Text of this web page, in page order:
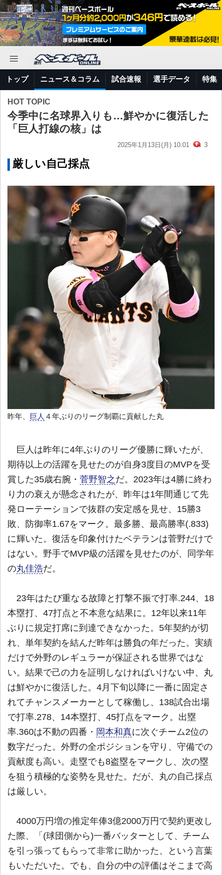
トップ ニュース＆コラム 試合速報 選手データ 特集
HOT TOPIC
今季中に名球界入りも…鮮やかに復活した
「巨人打線の核」は
2025年1月13日(月) 10:01 3
厳しい自己採点
昨年、 巨人 ４年ぶりのリーグ制覇に貢献した丸
巨人は昨年に4年ぶりのリーグ優勝に輝いたが、
期待以上の活躍を見せたのが自身3度目のMVPを受
賞した35歳右腕・ 菅野智之 だ。2023年は4勝に終わ
り力の衰えが懸念されたが、昨年は1年間通じて先
発ローテーションで抜群の安定感を見せ、15勝3
敗、防御率1.67をマーク。最多勝、最高勝率(.833)
に輝いた。復活を印象付けたベテランは菅野だけで
はない。野手でMVP級の活躍を見せたのが、同学年
の丸佳浩だ。
23年はたび重なる故障と打撃不振で打率.244、18
本塁打、47打点と不本意な結果に。12年以来11年
ぶりに規定打席に到達できなかった。5年契約が切
れ、単年契約を結んだ昨年は勝負の年だった。実績
だけで外野のレギュラーが保証される世界ではな
い。結果で己の力を証明しなければいけない中、丸
は鮮やかに復活した。4月下旬以降に一番に固定さ
れてチャンスメーカーとして稼働し、138試合出場
で打率.278、14本塁打、45打点をマーク。出塁
率.360は不動の四番・ 岡本和真に次ぐチーム2位の
数字だった。外野の全ポジションを守り、守備での
貢献度も高い。走塁でも8盗塁をマークし、次の塁
を狙う積極的な姿勢を見せた。だが、丸の自己採点
は厳しい。
4000万円増の推定年俸3億2000万円で契約更改し
た際、「(球団側から)一番バッターとして、チーム
を引っ張ってもらって非常に助かった、という言葉
もいただいた。でも、自分の中の評価はそこまで高